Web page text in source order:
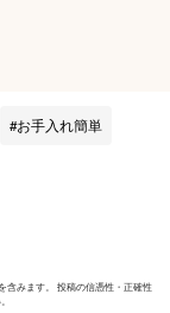
コン付
ング 寝室
お手入れ簡単
含みます。 投稿の信憑性・正確性